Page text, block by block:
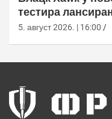
тестира
дронова
5. август 2026. | 16:00